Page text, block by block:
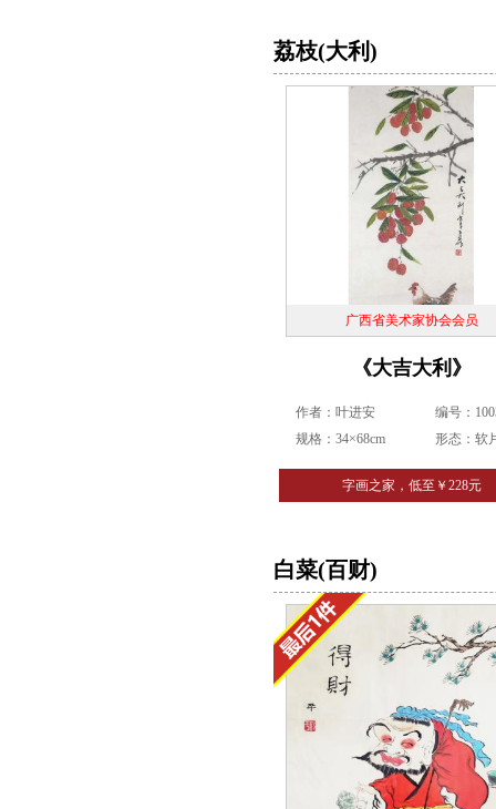
荔枝(大利)
广西省美术家协会会员
《大吉大利》
作者：叶进安
规格：34×68cm
编号：
形态：软
字画之家，低至￥228元
白菜(百财)